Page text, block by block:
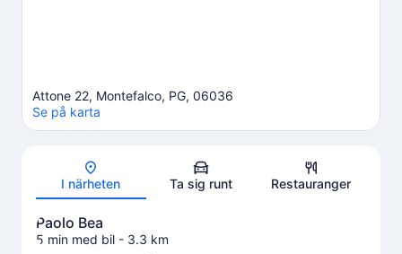
Karta
Attone 22, Montefalco, PG, 06036
Se på karta
I närheten Ta sig runt Restauranger
Paolo Bea
5 min med bil - 3.3 km